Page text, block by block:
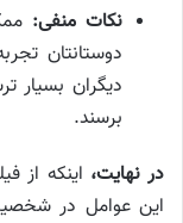
نکات منفی:
دوستانتان
دیگران بسیار
برسند.
در نهایت، اینکه از
این عوامل در